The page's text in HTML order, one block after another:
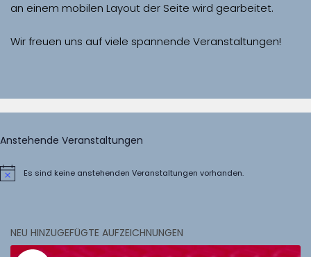
Wir freuen uns auf viele spannende Veranstaltungen!
Anstehende Veranstaltungen
HinweisEs sind keine anstehenden Veranstaltungen vorhanden.
NEU HINZUGEFÜGTE AUFZEICHNUNGEN